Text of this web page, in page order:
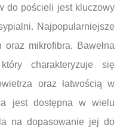
do pościeli jest kluczowy
Najpopularniejsze
mikrofibra. Bawełna
charakteryzuje się
oraz łatwością w
jest dostępna w wielu
na dopasowanie jej do